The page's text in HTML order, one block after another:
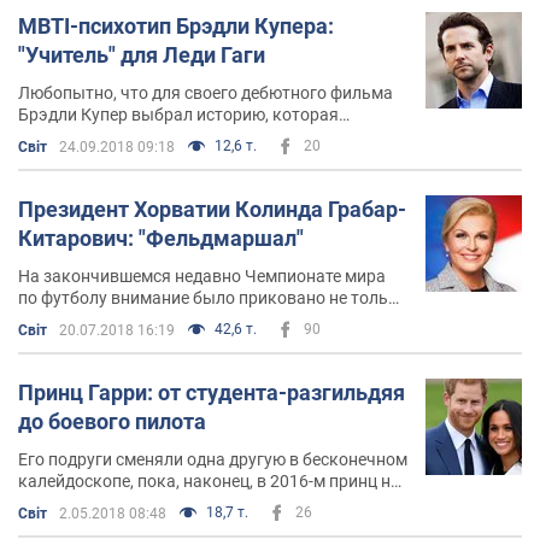
акционерным, а приватным предприятием
произвел панику на рынке. Ряд трейдеров и
акционеров Tesla подали иск против Маска и
обвинили его в нарушении закона о ценных
бумагах
MBTI-психотип Брэдли Купера:
"Учитель" для Леди Гаги
Любопытно, что для своего дебютного фильма
Брэдли Купер выбрал историю, которая
прекрасно раскрывает особенности его MBTI-
психотипа – ENFJ, "Учитель"
Світ 24.09.2018 09:18 12,6 т. 20
Президент Хорватии Колинда Грабар-
Китарович: "Фельдмаршал"
На закончившемся недавно Чемпионате мира
по футболу внимание было приковано не только
к хорватской сборной, которая в итоге заняла
второе место, но и к президенту этой
которая оказалась едва ли не самой активной
болельщицей своей команды
Світ 20.07.2018 16:19 42,6 т. 90
Принц Гарри: от студента-разгильдяя
до боевого пилота
Его подруги сменяли одна другую в бесконечном
калейдоскопе, пока, наконец, в 2016-м принц не
встретил ту самую женщину, которая
"споткнулась и упала в его жизнь" —
Світ 2.05.2018 08:48 18,7 т. 26